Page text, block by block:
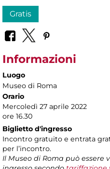
Gratis
Informazioni
Luogo
Museo di Roma
Orario
Mercoledì 27 aprile 2022
ore 16.30
Biglietto d'ingresso
Incontro gratuito e entrata
per l’incontro.
Il Museo di Roma può